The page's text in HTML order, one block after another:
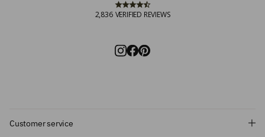
Customer service
2,836 VERIFIED REVIEWS